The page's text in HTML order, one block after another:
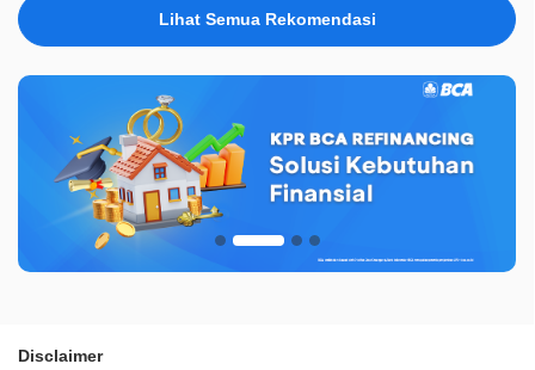
Lihat Semua Rekomendasi
Disclaimer